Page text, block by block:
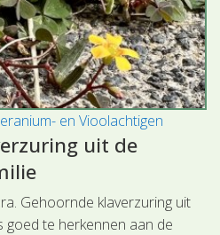
en Vioolachtigen
uit de
Gehoornde klaverzuring uit
goed te herkennen aan de